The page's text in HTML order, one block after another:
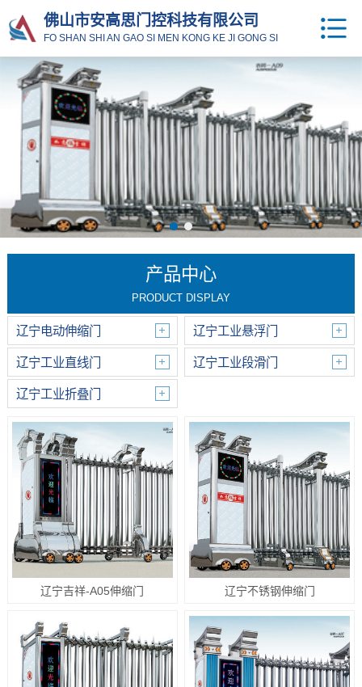
佛山市安高思门控科技有限公司
FO SHAN SHI AN GAO SI MEN KONG KE JI GONG SI
产品中心
PRODUCT DISPLAY
辽宁电动伸缩门 辽宁工业悬浮门
辽宁工业直线门 辽宁工业段滑门
辽宁工业折叠门
辽宁吉祥-A05伸缩门 辽宁不锈钢伸缩门